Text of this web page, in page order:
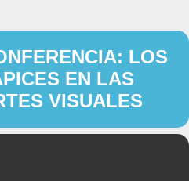
LOS
EN LAS
VISUALES